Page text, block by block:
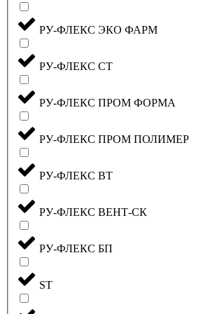
РУ-ФЛЕКС ЭКО ФАРМ
РУ-ФЛЕКС СТ
РУ-ФЛЕКС ПРОМ ФОРМА
РУ-ФЛЕКС ПРОМ ПОЛИМЕР
РУ-ФЛЕКС ВТ
РУ-ФЛЕКС ВЕНТ-СК
РУ-ФЛЕКС БП
ST